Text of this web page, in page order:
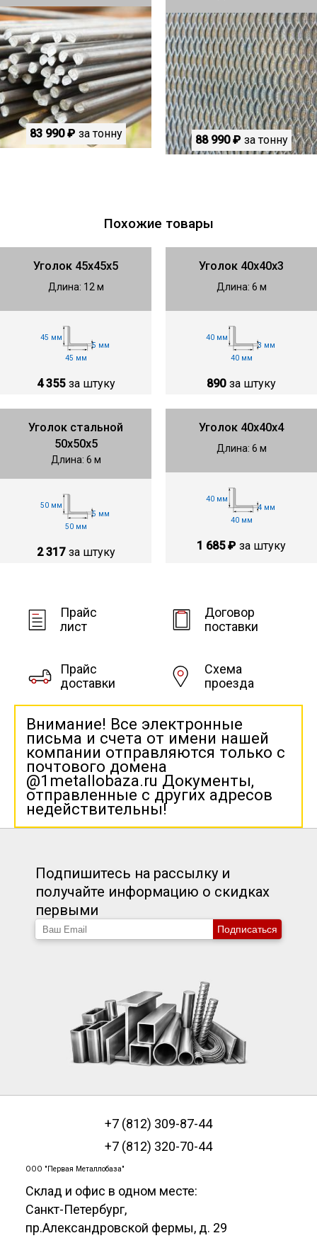
83 990 ₽ за тонну 88 990 ₽ за тонну
Похожие товары
Уголок 45х45х5
Длина: 12 м
45 мм
45 мм
5 мм
4 355 за штуку
Уголок 40х40х3
Длина: 6 м
40 мм
40 мм
3 мм
890 за штуку
Уголок стальной
50х50х5
Длина: 6 м
50 мм
50 мм
5 мм
2 317 за штуку
Уголок 40х40х4
Длина: 6 м
40 мм
40 мм
4 мм
1 685 ₽ за штуку
Прайс
лист
Договор
поставки
Прайс
доставки
Схема
проезда
Внимание! Все электронные
письма и счета от имени нашей
компании отправляются только с
почтового домена
@1metallobaza.ru Документы,
отправленные с других адресов
недействительны!
Подпишитесь на рассылку и
получайте информацию о скидках
первыми
Подписаться
+7 (812) 309-87-44
+7 (812) 320-70-44
ООО "Первая Металлобаза"
Склад и офис в одном месте:
Санкт-Петербург,
пр.Александровской фермы, д. 29